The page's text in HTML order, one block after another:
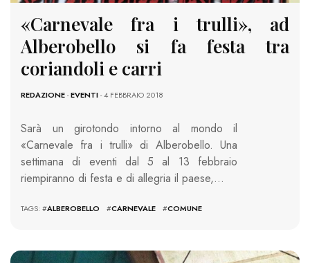
«Carnevale fra i trulli», ad
Alberobello si fa festa tra
coriandoli e carri
REDAZIONE-EVENTI- 4 FEBBRAIO 2018
Sarà un girotondo intorno al mondo il
«Carnevale fra i trulli» di Alberobello. Una
settimana di eventi dal 5 al 13 febbraio
riempiranno di festa e di allegria il paese,…
TAGS: #ALBEROBELLO #CARNEVALE #COMUNE